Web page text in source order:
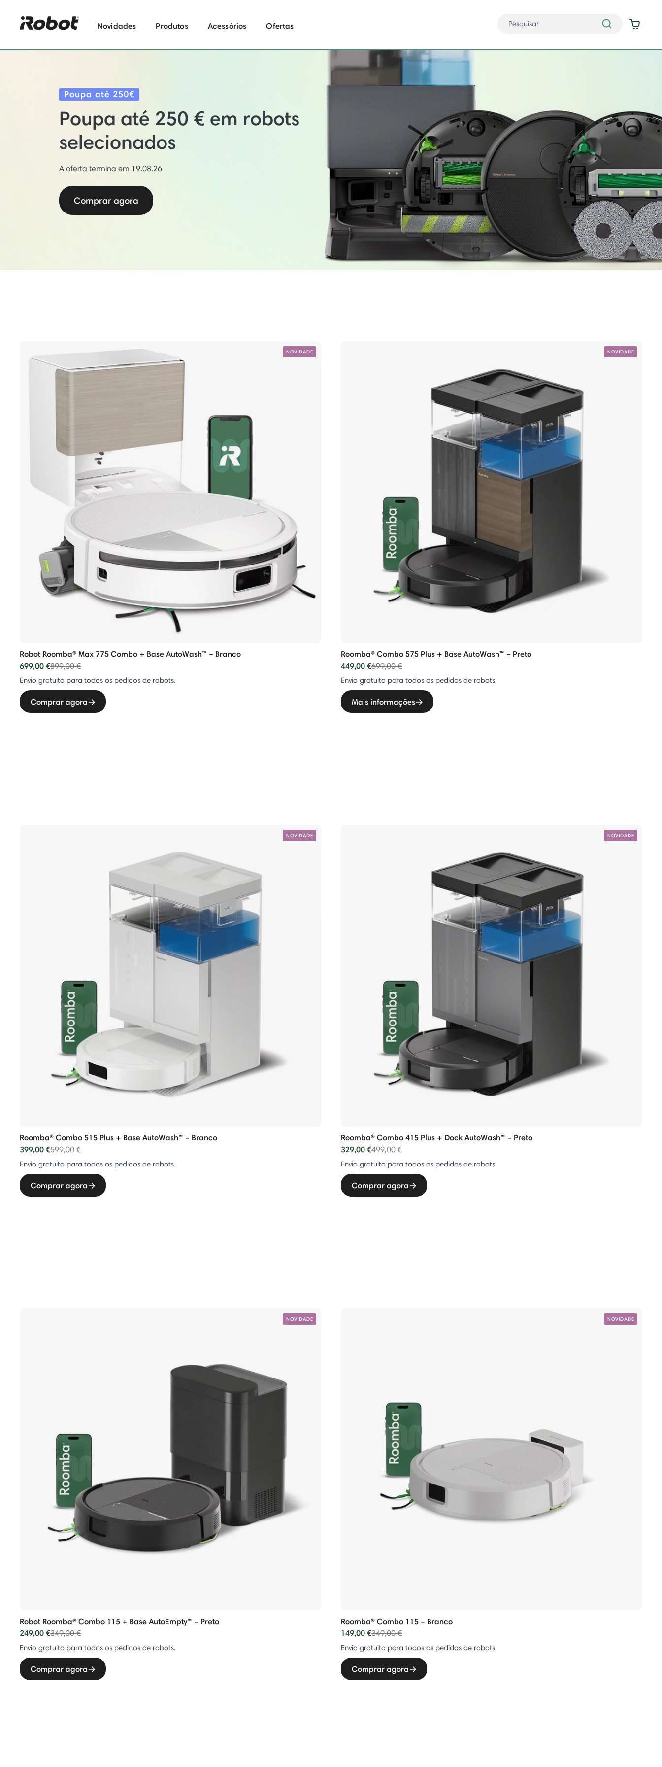
Novidades Produtos Acessórios Ofertas
Poupa até 250€
Poupa até 250 € em robots
selecionados
A oferta termina em 19.08.26
Comprar agora
NOVIDADE
Robot Roomba® Max 775 Combo + Base AutoWash™ – Branco
699,00 €Price reduced from
899,00 €to
Envio gratuito para todos os pedidos de robots.
Comprar agora
NOVIDADE
Roomba® Combo 575 Plus + Base AutoWash™ – Preto
449,00 €Price reduced from
699,00 €to
Envio gratuito para todos os pedidos de robots.
Mais informações
NOVIDADE
Roomba® Combo 515 Plus + Base AutoWash™ – Branco
399,00 €Price reduced from
599,00 €to
Envio gratuito para todos os pedidos de robots.
Comprar agora
NOVIDADE
Roomba® Combo 415 Plus + Dock AutoWash™ – Preto
329,00 €Price reduced from
499,00 €to
Envio gratuito para todos os pedidos de robots.
Comprar agora
NOVIDADE
Robot Roomba® Combo 115 + Base AutoEmpty™ – Preto
249,00 €Price reduced from
349,00 €to
Envio gratuito para todos os pedidos de robots.
Comprar agora
NOVIDADE
Roomba® Combo 115 – Branco
149,00 €Price reduced from
349,00 €to
Envio gratuito para todos os pedidos de robots.
Comprar agora